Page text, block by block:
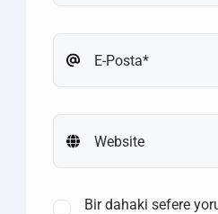
Bir dahaki sefere